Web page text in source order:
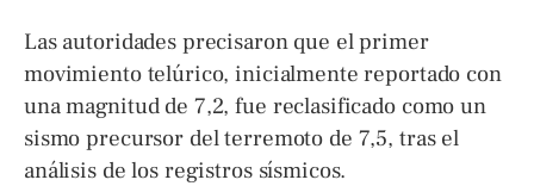
Las autoridades precisaron que el primer
movimiento telúrico, inicialmente reportado con
una magnitud de 7,2, fue reclasificado como un
sismo precursor del terremoto de 7,5, tras el
análisis de los registros sísmicos.